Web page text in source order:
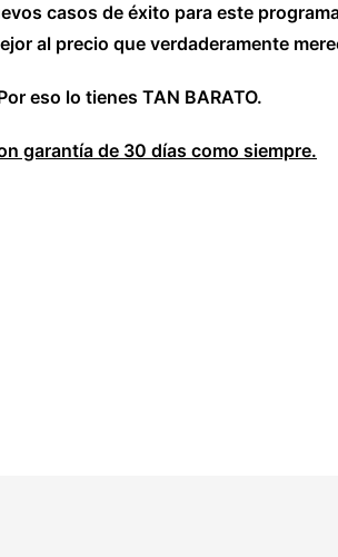
casos de éxito para este
al precio que verdaderamente
eso lo tienes TAN BARATO.
garantía de 30 días como siempre.